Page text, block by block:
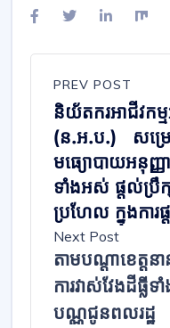
PREV POST
និយ័តករអាជីវកម្
(ន.អ.ប.) សម្រ
មធ្យោបាយអនុញ្
ទាំងអស់ ផ្តល់ប្រឹ
ប្រហែល ក្នុងការ
Next Post
តាមបណ្ដាខេត្តន
ការ​វាស់វែង​ដីធ្លី
បណ្ណជូនពលរដ្ឋ​